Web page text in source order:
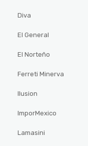
Diva
El General
El Norteño
Ferreti Minerva
Ilusion
ImporMexico
Lamasini